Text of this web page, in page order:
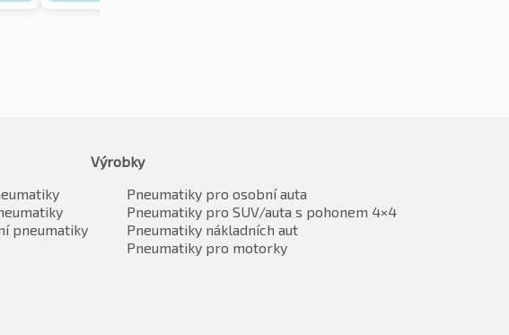
pneumatiky
Výrobky
Pneumatiky pro osobní auta
Pneumatiky pro SUV/auta s pohonem 4×4
Pneumatiky nákladních aut
Pneumatiky pro motorky